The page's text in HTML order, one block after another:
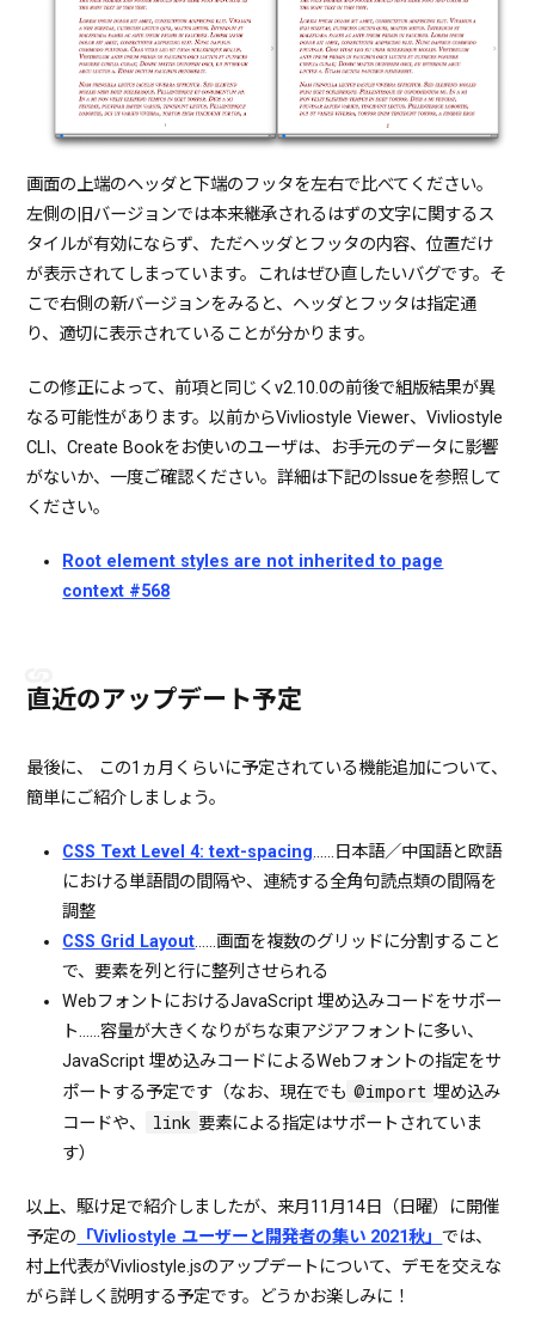
画面の上端のヘッダと下端のフッタを左右で比べてください。
左側の旧バージョンでは本来継承されるはずの文字に関するス
タイルが有効にならず、ただヘッダとフッタの内容、位置だけ
が表示されてしまっています。これはぜひ直したいバグです。そ
こで右側の新バージョンをみると、ヘッダとフッタは指定通
り、適切に表示されていることが分かります。
この修正によって、前項と同じくv2.10.0の前後で組版結果が異
なる可能性があります。以前からVivliostyle Viewer、Vivliostyle
CLI、Create Bookをお使いのユーザは、お手元のデータに影響
がないか、一度ご確認ください。詳細は下記のIssueを参照して
ください。
Root element styles are not inherited to page
context #568
直近のアップデート予定
最後に、 この1ヵ月くらいに予定されている機能追加について、
簡単にご紹介しましょう。
CSS Text Level 4: text-spacing……日本語／中国語と欧語
における単語間の間隔や、連続する全角句読点類の間隔を
調整
CSS Grid Layout……画面を複数のグリッドに分割すること
で、要素を列と行に整列させられる
WebフォントにおけるJavaScript 埋め込みコードをサポー
ト……容量が大きくなりがちな東アジアフォントに多い、
JavaScript 埋め込みコードによるWebフォントの指定をサ
ポートする予定です（なお、現在でも @import 埋め込み
コードや、
link 要素による指定はサポートされていま
す）
以上、駆け足で紹介しましたが、来月11月14日（日曜）に開催
予定の 「Vivliostyle ユーザーと開発者の集い 2021秋」では、
村上代表がVivliostyle.jsのアップデートについて、デモを交えな
がら詳しく説明する予定です。どうかお楽しみに！